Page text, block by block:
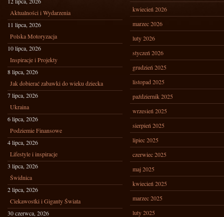
Aktualności i Wydarzenia
11 lipca, 2026
Polska Motoryzacja
10 lipca, 2026
Inspiracje i Projekty
8 lipca, 2026
Jak dobierać zabawki do wieku dziecka
7 lipca, 2026
Ukraina
6 lipca, 2026
Podziemie Finansowe
4 lipca, 2026
Lifestyle i inspiracje
3 lipca, 2026
Świdnica
2 lipca, 2026
Ciekawostki i Giganty Świata
30 czerwca, 2026
kwiecień 2026
marzec 2026
luty 2026
styczeń 2026
grudzień 2025
listopad 2025
październik 2025
wrzesień 2025
sierpień 2025
lipiec 2025
czerwiec 2025
maj 2025
kwiecień 2025
marzec 2025
luty 2025